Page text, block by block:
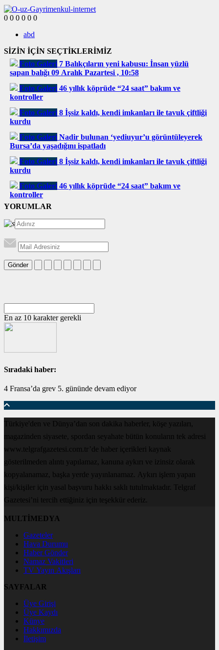
0 0 0 0 0 0
abd
SİZİN İÇİN SEÇTİKLERİMİZ
Foto Galeri 7 Balıkçıların yeni kabusu: İnsan yüzlü
sapan balığı 09 Aralık Pazartesi , 10:58
Foto Galeri 46 yıllık köprüde “24 saat” bakım ve
kontroller
Foto Galeri 8 İşsiz kaldı, kendi imkanları ile tavuk çiftliği
kurdu
Foto Galeri Nadir bulunan ‘yediuyur’u görüntüleyerek
Bursa’da yaşadığını ispatladı
Foto Galeri 8 İşsiz kaldı, kendi imkanları ile tavuk çiftliği
kurdu
Foto Galeri 46 yıllık köprüde “24 saat” bakım ve
kontroller
YORUMLAR
Gönder
En az 10 karakter gerekli
Sıradaki haber:
4 Fransa’da grev 5. gününde devam ediyor
Türkiye'den ve Dünya’dan son dakika haberler, köşe yazıları,
magazinden siyasete, spordan seyahate bütün konuların tek adresi
www.telgrafgazetesi.com.tr’de haber içerikleri kaynak
gösterilmeden alıntı yapılamaz, kanuna aykırı ve izinsiz olarak
kopyalanamaz, başka yerde yayınlanamaz. Aykırı işlem yapan
kişi/kişiler için yasal başvuru hakkı saklı tutulmaktadır. Telgraf
Gazetesi’ni tercih ettiğiniz için teşekkür ederiz.
MULTİMEDYA
Gazeteler
Hava Durumu
Haber Gönder
Namaz Vakitleri
TV Yayın Akışları
SAYFALAR
Üye Girişi
Üye Kaydı
Künye
Hakkımızda
İletişim